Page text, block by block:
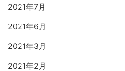
2021年7月
2021年6月
2021年3月
2021年2月